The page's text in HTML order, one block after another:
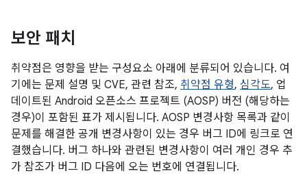
보안 패치
취약점은 영향을 받는 구성요소 아래에 분류되어 있습니다. 여
기에는 문제 설명 및 CVE, 관련 참조, 취약점 유형, 심각도, 업
데이트된 Android 오픈소스 프로젝트 (AOSP) 버전 (해당하는
경우)이 포함된 표가 제시됩니다. AOSP 변경사항 목록과 같이
문제를 해결한 공개 변경사항이 있는 경우 버그 ID에 링크로 연
결했습니다. 버그 하나와 관련된 변경사항이 여러 개인 경우 추
가 참조가 버그 ID 다음에 오는 번호에 연결됩니다.